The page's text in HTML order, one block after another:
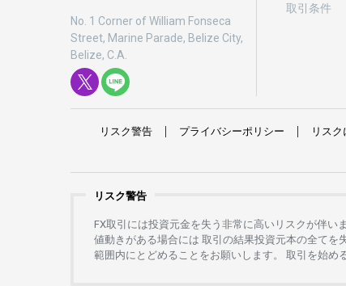
No. 1 Corner of William Fonseca
Street, Marine Parade, Belize City,
Belize, C.A.
取引条件
リスク警告 プライバシーポリシー リス
リスク警告
FX取引には投資元金を失う 非常に高い リスクが伴い
値動きがある場合には 取引の結果投資元本の全てを
範囲内にとどめることをお願いします 。 取引を始め